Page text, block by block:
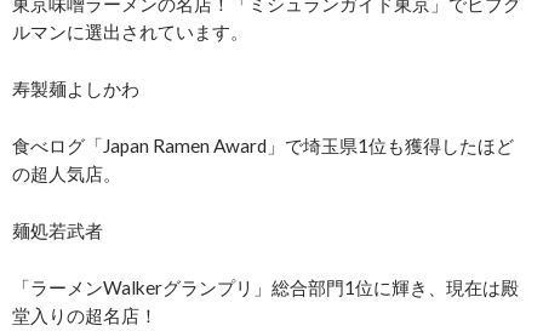
ルマンに選出されています。
寿製麺よしかわ
食べログ「Japan Ramen Award」で埼玉県1位も獲得したほど
の超人気店。
麺処若武者
「ラーメンWalkerグランプリ」総合部門1位に輝き、現在は殿
堂入りの超名店！